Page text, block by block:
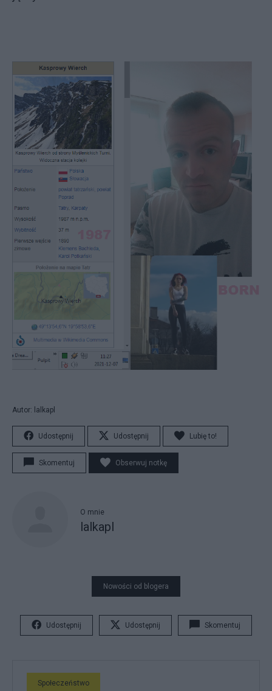
Autor: lalkapl
Udostępnij Udostępnij Lubię to!
Skomentuj Obserwuj notkę
O mnie
lalkapl
Nowości od blogera
Udostępnij Udostępnij Skomentuj
Społeczeństwo